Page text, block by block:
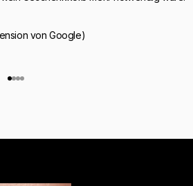
von Google)
Gehe zu Element 1
Gehe zu Element 2
Gehe zu Element 3
Gehe zu Element 4